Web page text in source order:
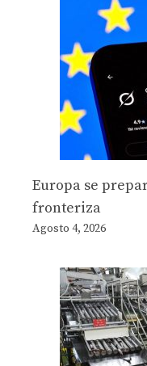
Europa se
fronteriza
Agosto 4, 2026